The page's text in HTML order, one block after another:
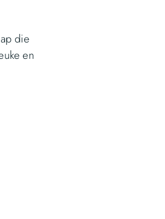
die
en